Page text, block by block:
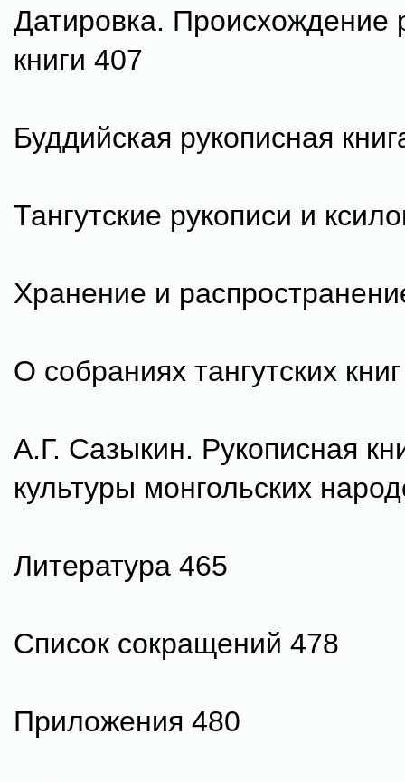
Датировка. Происхождение
книги 407
Буддийская рукописная
Тангутские рукописи и
Хранение и
О собраниях тангутских
А.Г. Сазыкин. Рукописная
культуры монгольских
Литература 465
Список сокращений 478
Приложения 480